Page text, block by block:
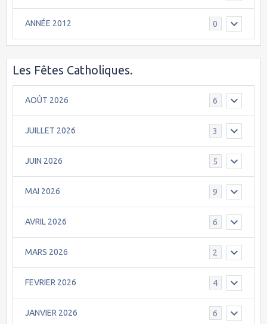
ANNÉE 2012 0
Les Fêtes Catholiques.
AOÛT 2026 6
JUILLET 2026 3
JUIN 2026 5
MAI 2026 9
AVRIL 2026 6
MARS 2026 2
FEVRIER 2026 4
JANVIER 2026 6